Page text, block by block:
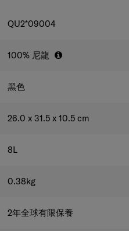
QU2*09004
100% 尼龍
黑色
26.0 x 31.5 x 10.5 cm
8L
0.38kg
2年全球有限保養